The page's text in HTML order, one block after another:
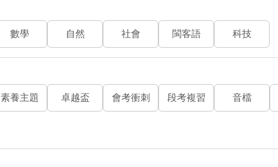
數學 自然 社會 閩客語 科技
素養主題 卓越盃 會考衝刺 段考複習 音檔